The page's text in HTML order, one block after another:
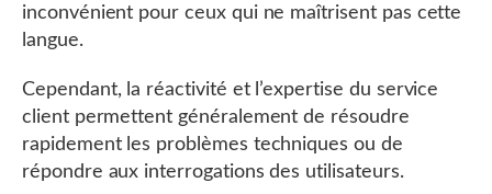
inconvénient pour ceux qui ne maîtrisent pas cette
langue.
Cependant, la réactivité et l’expertise du service
client permettent généralement de résoudre
rapidement les problèmes techniques ou de
répondre aux interrogations des utilisateurs.